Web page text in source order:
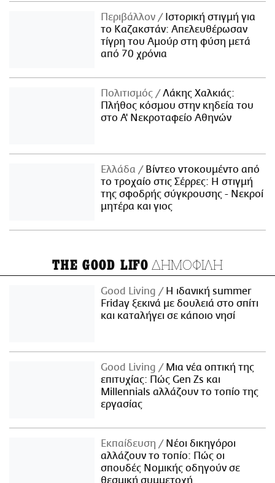
Περιβάλλον
Ιστορική στιγμή για
το Καζακστάν: Απελευθέρωσαν
τίγρη του Αμούρ στη φύση μετά
από 70 χρόνια
Πολιτισμός
Λάκης Χαλκιάς:
Πλήθος κόσμου στην κηδεία του
στο Α' Νεκροταφείο Αθηνών
Ελλάδα
Βίντεο ντοκουμέντο από
το τροχαίο στις Σέρρες: Η στιγμή
της σφοδρής σύγκρουσης - Νεκροί
μητέρα και γιος
THE GOOD LIFO ΔΗΜΟΦΙΛΗ
Good Living
Η ιδανική summer
Friday ξεκινά με δουλειά στο σπίτι
και καταλήγει σε κάποιο νησί
Good Living
Μια νέα οπτική της
επιτυχίας: Πώς Gen Zs και
Millennials αλλάζουν το τοπίο της
εργασίας
Εκπαίδευση
Νέοι δικηγόροι
αλλάζουν το τοπίο: Πώς οι
σπουδές Νομικής οδηγούν σε
θεσμική συμμετοχή